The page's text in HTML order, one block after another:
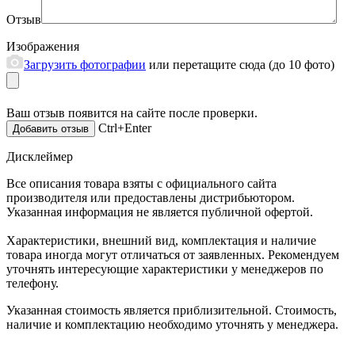
Отзыв
Изображения
Загрузить фотографии или перетащите сюда (до 10 фото)
Ваш отзыв появится на сайте после проверки.
Ctrl+Enter
Дисклеймер
Все описания товара взяты с официального сайта
производителя или предоставлены дистрибьютором.
Указанная информация не является публичной офертой.
Характеристики, внешний вид, комплектация и наличие
товара иногда могут отличаться от заявленных. Рекомендуем
уточнять интересующие характеристики у менеджеров по
телефону.
Указанная стоимость является приблизительной. Стоимость,
наличие и комплектацию необходимо уточнять у менеджера.